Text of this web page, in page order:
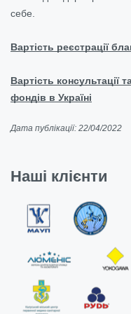
себе.
Вартість реєстрації
Вартість консультації
фондів в Україні
Дата публікації: 22/04/2022
Наші клієнти